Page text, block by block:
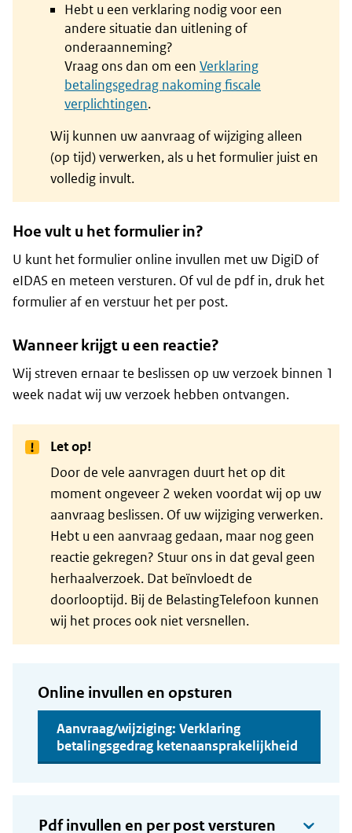
Hebt u een verklaring nodig voor een
andere situatie dan uitlening of
onderaanneming?
Vraag ons dan om een Verklaring
betalingsgedrag nakoming fiscale
verplichtingen.
Wij kunnen uw aanvraag of wijziging alleen
(op tijd) verwerken, als u het formulier juist en
volledig invult.
Hoe vult u het formulier in?
U kunt het formulier online invullen met uw DigiD of
eIDAS en meteen versturen. Of vul de pdf in, druk het
formulier af en verstuur het per post.
Wanneer krijgt u een reactie?
Wij streven ernaar te beslissen op uw verzoek binnen 1
week nadat wij uw verzoek hebben ontvangen.
Let op!
Door de vele aanvragen duurt het op dit
moment ongeveer 2 weken voordat wij op uw
aanvraag beslissen. Of uw wijziging verwerken.
Hebt u een aanvraag gedaan, maar nog geen
reactie gekregen? Stuur ons in dat geval geen
herhaalverzoek. Dat beïnvloedt de
doorlooptijd. Bij de BelastingTelefoon kunnen
wij het proces ook niet versnellen.
Online invullen en opsturen
Aanvraag/wijziging: Verklaring
betalingsgedrag ketenaansprakelijkheid
Pdf invullen en per post versturen